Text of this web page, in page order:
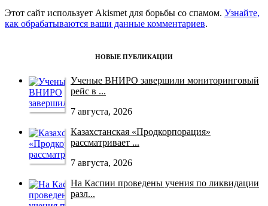
Этот сайт использует Akismet для борьбы со спамом. Узнайте,
как обрабатываются ваши данные комментариев.
НОВЫЕ ПУБЛИКАЦИИ
Ученые ВНИРО завершили мониторинговый
рейс в ...
7 августа, 2026
Казахстанская «Продкорпорация»
рассматривает ...
7 августа, 2026
На Каспии проведены учения по ликвидации
разл...